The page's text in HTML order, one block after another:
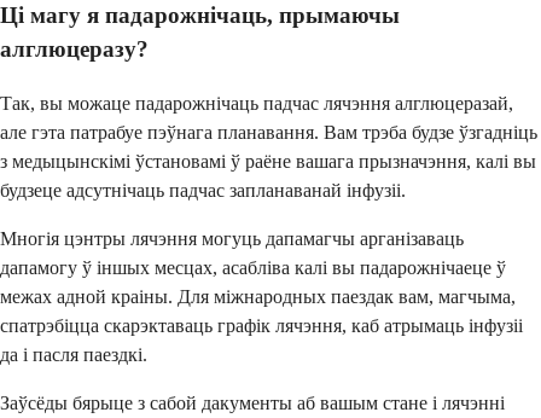
Ці магу я падарожнічаць, прымаючы
алглюцеразу?
Так, вы можаце падарожнічаць падчас лячэння алглюцеразай,
але гэта патрабуе пэўнага планавання. Вам трэба будзе ўзгадніць
з медыцынскімі ўстановамі ў раёне вашага прызначэння, калі вы
будзеце адсутнічаць падчас запланаванай інфузіі.
Многія цэнтры лячэння могуць дапамагчы арганізаваць
дапамогу ў іншых месцах, асабліва калі вы падарожнічаеце ў
межах адной краіны. Для міжнародных паездак вам, магчыма,
спатрэбіцца скарэктаваць графік лячэння, каб атрымаць інфузіі
да і пасля паездкі.
Заўсёды бярыце з сабой дакументы аб вашым стане і лячэнні